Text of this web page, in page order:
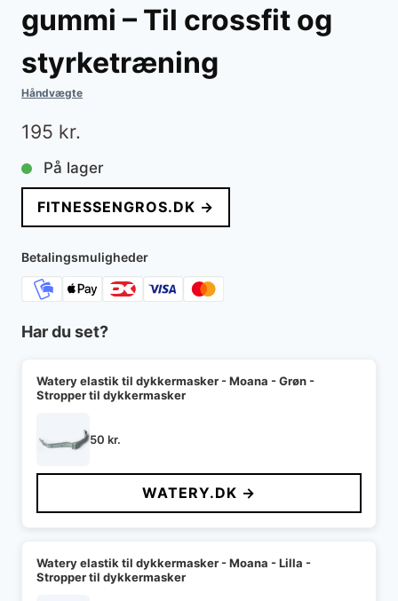
gummi – Til crossfit og
styrketræning
Håndvægte
195 kr.
På lager
FITNESSENGROS.DK →
Betalingsmuligheder
Har du set?
Watery elastik til dykkermasker - Moana - Grøn -
Stropper til dykkermasker
50 kr.
WATERY.DK →
Watery elastik til dykkermasker - Moana - Lilla -
Stropper til dykkermasker